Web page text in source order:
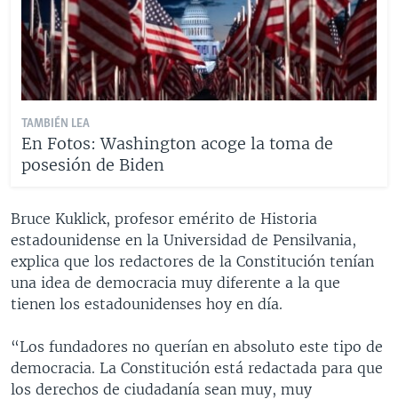
TAMBIÉN LEA
En Fotos: Washington acoge la toma de
posesión de Biden
Bruce Kuklick, profesor emérito de Historia
estadounidense en la Universidad de Pensilvania,
explica que los redactores de la Constitución tenían
una idea de democracia muy diferente a la que
tienen los estadounidenses hoy en día.
“Los fundadores no querían en absoluto este tipo de
democracia. La Constitución está redactada para que
los derechos de ciudadanía sean muy, muy